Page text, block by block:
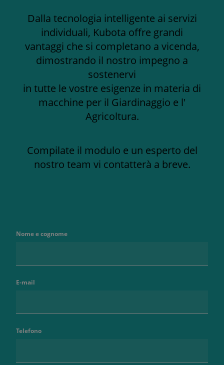
Dalla tecnologia intelligente ai servizi
individuali, Kubota offre grandi
vantaggi che si completano a vicenda,
dimostrando il nostro impegno a
sostenervi
in tutte le vostre esigenze in materia di
macchine per il Giardinaggio e l'
Agricoltura.
Compilate il modulo e un esperto del
nostro team vi contatterà a breve.
Nome e cognome
E-mail
Telefono